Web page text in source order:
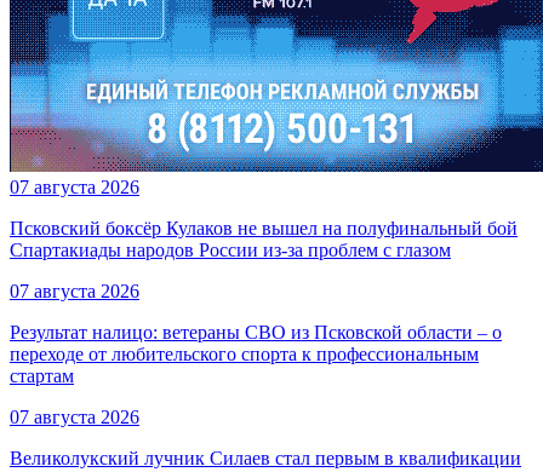
07 августа 2026
Псковский боксёр Кулаков не вышел на полуфинальный бой
Спартакиады народов России из-за проблем с глазом
07 августа 2026
Результат налицо: ветераны СВО из Псковской области – о
переходе от любительского спорта к профессиональным
стартам
07 августа 2026
Великолукский лучник Силаев стал первым в квалификации